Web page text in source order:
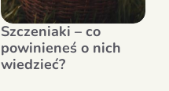
Szczeniaki – co
powinieneś o nich
wiedzieć?